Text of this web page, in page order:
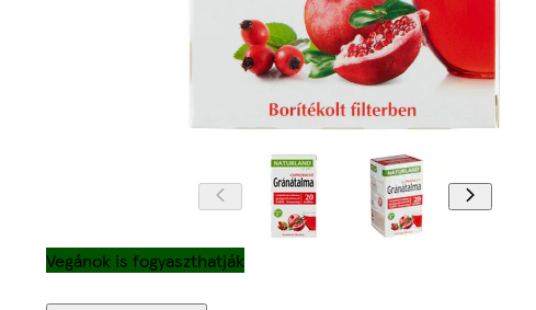
Vegánok is fogyaszthatják